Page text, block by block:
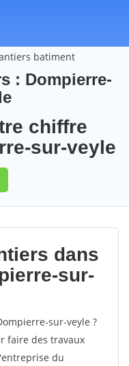
batiment
: Dompierre-
chiffre
sur-veyle
dans
sur-
sur-veyle ?
faire des travaux
du